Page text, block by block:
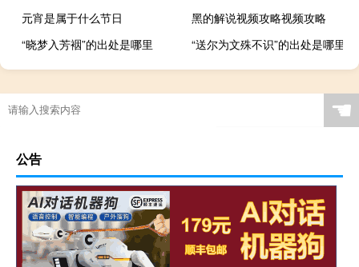
元宵是属于什么节日
黑的解说视频攻略视频攻略
“晓梦入芳裀”的出处是哪里
“送尔为文殊不识”的出处是哪里
☚
公告